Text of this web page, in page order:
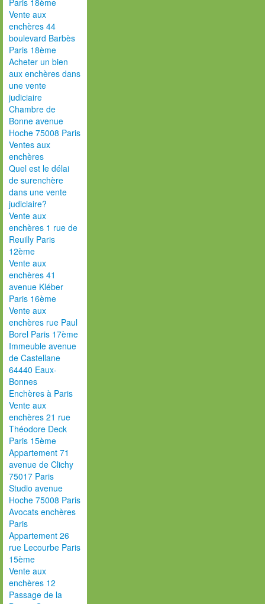
Paris 18ème
Vente aux
enchères 44
boulevard Barbès
Paris 18ème
Acheter un bien
aux enchères dans
une vente
judiciaire
Chambre de
Bonne avenue
Hoche 75008 Paris
Ventes aux
enchères
Quel est le délai
de surenchère
dans une vente
judiciaire?
Vente aux
enchères 1 rue de
Reuilly Paris
12ème
Vente aux
enchères 41
avenue Kléber
Paris 16ème
Vente aux
enchères rue Paul
Borel Paris 17ème
Immeuble avenue
de Castellane
64440 Eaux-
Bonnes
Enchères à Paris
Vente aux
enchères 21 rue
Théodore Deck
Paris 15ème
Appartement 71
avenue de Clichy
75017 Paris
Studio avenue
Hoche 75008 Paris
Avocats enchères
Paris
Appartement 26
rue Lecourbe Paris
15ème
Vente aux
enchères 12
Passage de la